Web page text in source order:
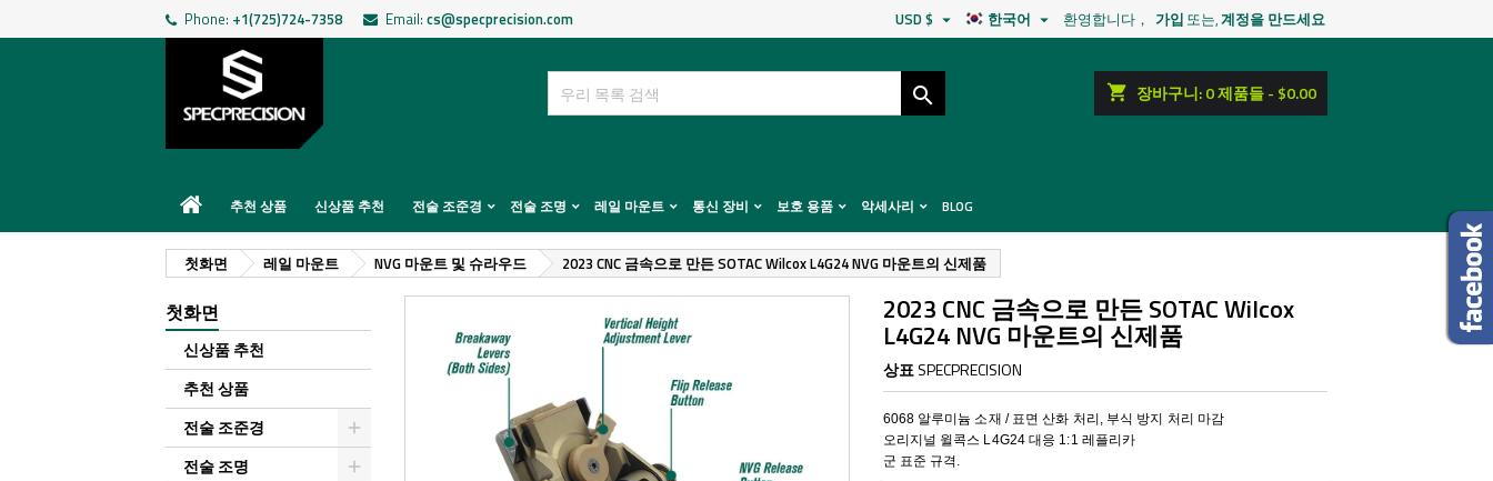
Phone: +1(725)724-7358 Email: cs@specprecision.com 환영합니다， 가입 또는,계정을 만드세요
한국어 
USD $ 
shopping_cart 장바구니: 0제품들 - $0.00

추천 상품 신상품 추천 전술 조준경 전술 조명 레일 마운트 통신 장비 보호 용품 악세사리 BLOG
첫화면 레일 마운트 NVG 마운트 및 슈라우드 2023 CNC 금속으로 만든 SOTAC Wilcox L4G24 NVG 마운트의 신제품
첫화면
신상품 추천
추천 상품
전술 조준경
전술 조명
2023 CNC 금속으로 만든 SOTAC Wilcox
L4G24 NVG 마운트의 신제품
상표 SPECPRECISION
6068 알루미늄 소재 / 표면 산화 처리, 부식 방지 처리 마감
오리지널 윌콕스 L4G24 대응 1:1 레플리카
군 표준 규격.